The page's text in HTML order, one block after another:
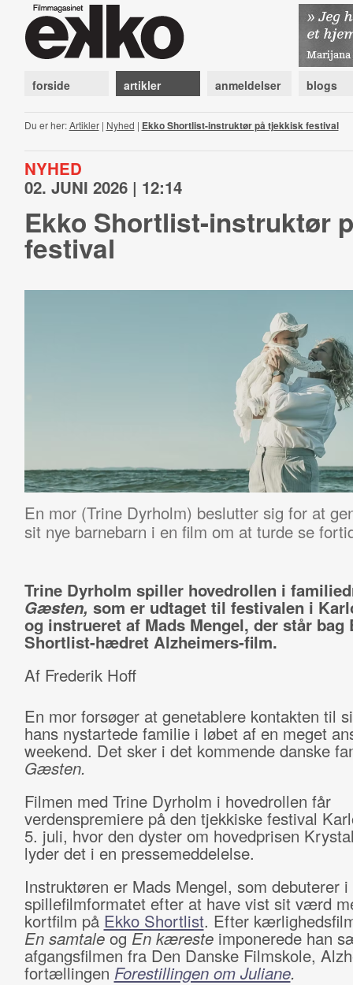
forside artikler anmeldelser blogs
Du er her:Artikler| Nyhed | Ekko Shortlist-instruktør på tjekkisk festival
NYHED
02. JUNI 2026 | 12:14
Ekko Shortlist-instruktør
festival
En mor (Trine Dyrholm) beslutter sig for at
sit nye barnebarn i en film om at turde se
Trine Dyrholm spiller hovedrollen i
Gæsten, som er udtaget til festivalen i
og instrueret af Mads Mengel, der står bag
Shortlist-hædret Alzheimers-film.
Af Frederik Hoff
En mor forsøger at genetablere kontakten til
hans nystartede familie i løbet af en meget
weekend. Det sker i det kommende danske
Gæsten.
Filmen med Trine Dyrholm i hovedrollen får
verdenspremiere på den tjekkiske festival
5. juli, hvor den dyster om hovedprisen
lyder det i en pressemeddelelse.
Instruktøren er Mads Mengel, som debuterer i
spillefilmformatet efter at have vist sit værd
kortfilm på Ekko Shortlist. Efter
En samtaleogEn kæreste imponerede han
afgangsfilmen fra Den Danske Filmskole,
fortællingen Forestillingen om Juliane.